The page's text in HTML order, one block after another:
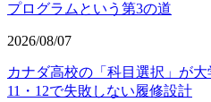
プログラムという第3の道
2026/08/07
カナダ高校の「科目選択」が
11・12で失敗しない履修設計